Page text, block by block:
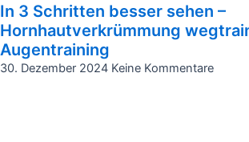
In 3 Schritten besser sehen –
Hornhautverkrümmung
Augentraining
30. Dezember 2024 Keine Kommentare